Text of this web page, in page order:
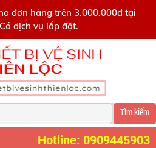
đơn hàng trên 3.000.000đ tại
dịch vụ lắp đặt.
Tìm kiếm
Hotline: 0909445903